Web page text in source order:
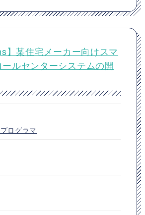
】某住宅メーカー向けスマ
ルセンターシステムの開
ログラマ